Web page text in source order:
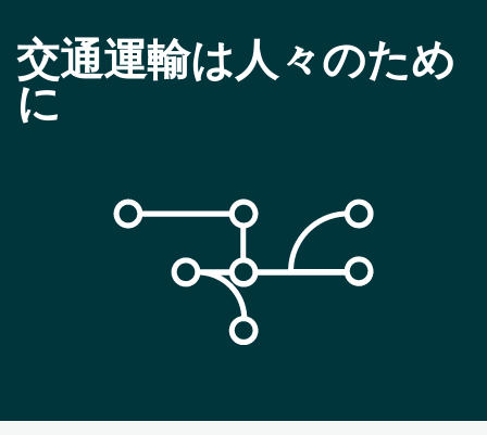
交通運輸は人々のため
に